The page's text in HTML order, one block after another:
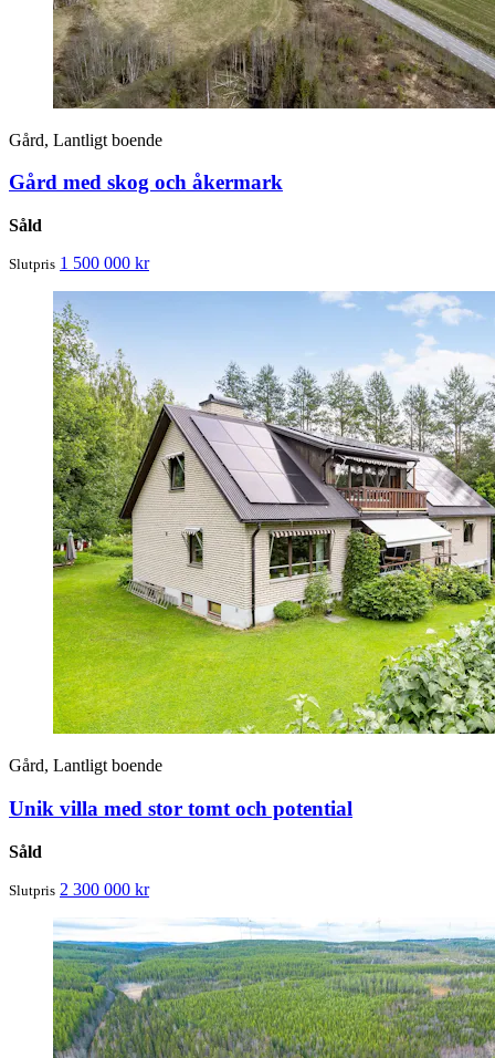
Gård, Lantligt boende
Gård med skog och åkermark
Såld
Slutpris 1 500 000 kr
Gård, Lantligt boende
Unik villa med stor tomt och potential
Såld
Slutpris 2 300 000 kr